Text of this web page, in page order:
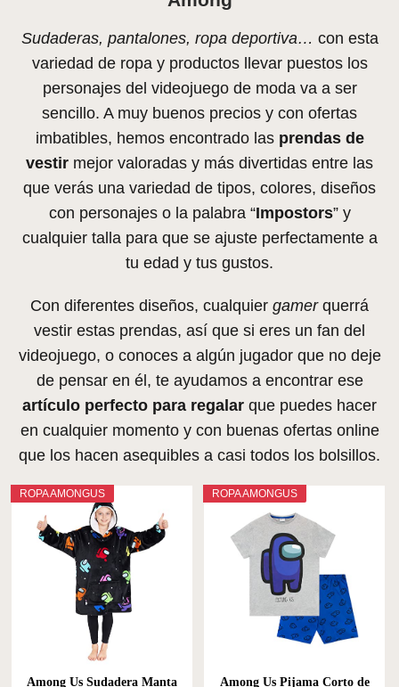
Sudaderas, pantalones, ropa deportiva… con esta
variedad de ropa y productos llevar puestos los
personajes del videojuego de moda va a ser
sencillo. A muy buenos precios y con ofertas
imbatibles, hemos encontrado las prendas de
vestir mejor valoradas y más divertidas entre las
que verás una variedad de tipos, colores, diseños
con personajes o la palabra “Impostors” y
cualquier talla para que se ajuste perfectamente a
tu edad y tus gustos.
Con diferentes diseños, cualquier gamerquerrá
vestir estas prendas, así que si eres un fan del
videojuego, o conoces a algún jugador que no deje
de pensar en él, te ayudamos a encontrar ese
artículo perfecto para regalar que puedes hacer
en cualquier momento y con buenas ofertas online
que los hacen asequibles a casi todos los bolsillos.
ROPA AMONGUS
Among Us Sudadera Manta
ROPA AMONGUS
Among Us Pijama Corto de